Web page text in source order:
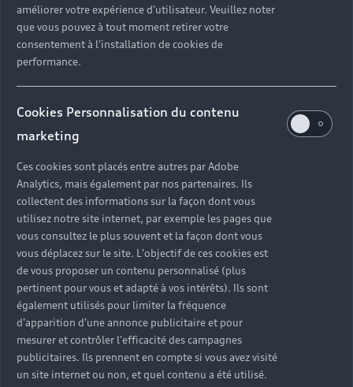
améliorer votre expérience d'utilisateur. Veuillez noter
que vous pouvez à tout moment retirer votre
consentement à l'installation de cookies de
performance.
Cookies Personnalisation du contenu
marketing
Ces cookies sont placés entre autres par Adobe
Analytics, mais également par nos partenaires. Ils
collectent des informations sur la façon dont vous
utilisez notre site internet, par exemple les pages que
vous consultez le plus souvent et la façon dont vous
vous déplacez sur le site. L'objectif de ces cookies est
de vous proposer un contenu personnalisé (plus
pertinent pour vous et adapté à vos intérêts). Ils sont
également utilisés pour limiter la fréquence
d'apparition d'une annonce publicitaire et pour
mesurer et contrôler l'efficacité des campagnes
publicitaires. Ils prennent en compte si vous avez visité
un site internet ou non, et quel contenu a été utilisé.
sécurisée